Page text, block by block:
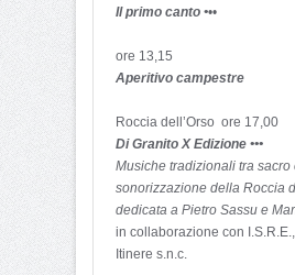
Il primo canto •••
ore 13,15
Aperitivo campestre
Roccia dell’Orso ore 17,00
Di Granito X Edizione •••
Musiche tradizionali tra sacro
sonorizzazione della Roccia
dedicata a Pietro Sassu e
in collaborazione con
Itinere s.n.c.